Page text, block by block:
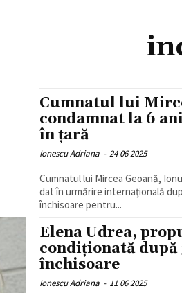
Cumnatul lui
condamnat la 6
în ţară
Ionescu Adriana - 24 06 2025
Cumnatul lui Mircea Geoană,
dat în urmărire internaţională
închisoare pentru...
Elena Udrea,
condiționată după
închisoare
Ionescu Adriana - 11 06 2025